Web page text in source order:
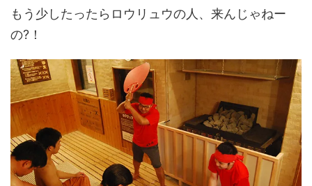
もう少したったらロウリュウの人、来んじゃねー
の?！